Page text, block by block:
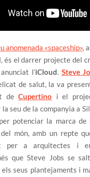
anomenada «spaceship»,
és el darrer projecte del
l’iCloud. Steve
de salut, la va
deCupertino i el
seu de la companyia a
potenciar la marca de
món, amb un repte
per a arquitectes i
que Steve Jobs se
els seus plantejaments i